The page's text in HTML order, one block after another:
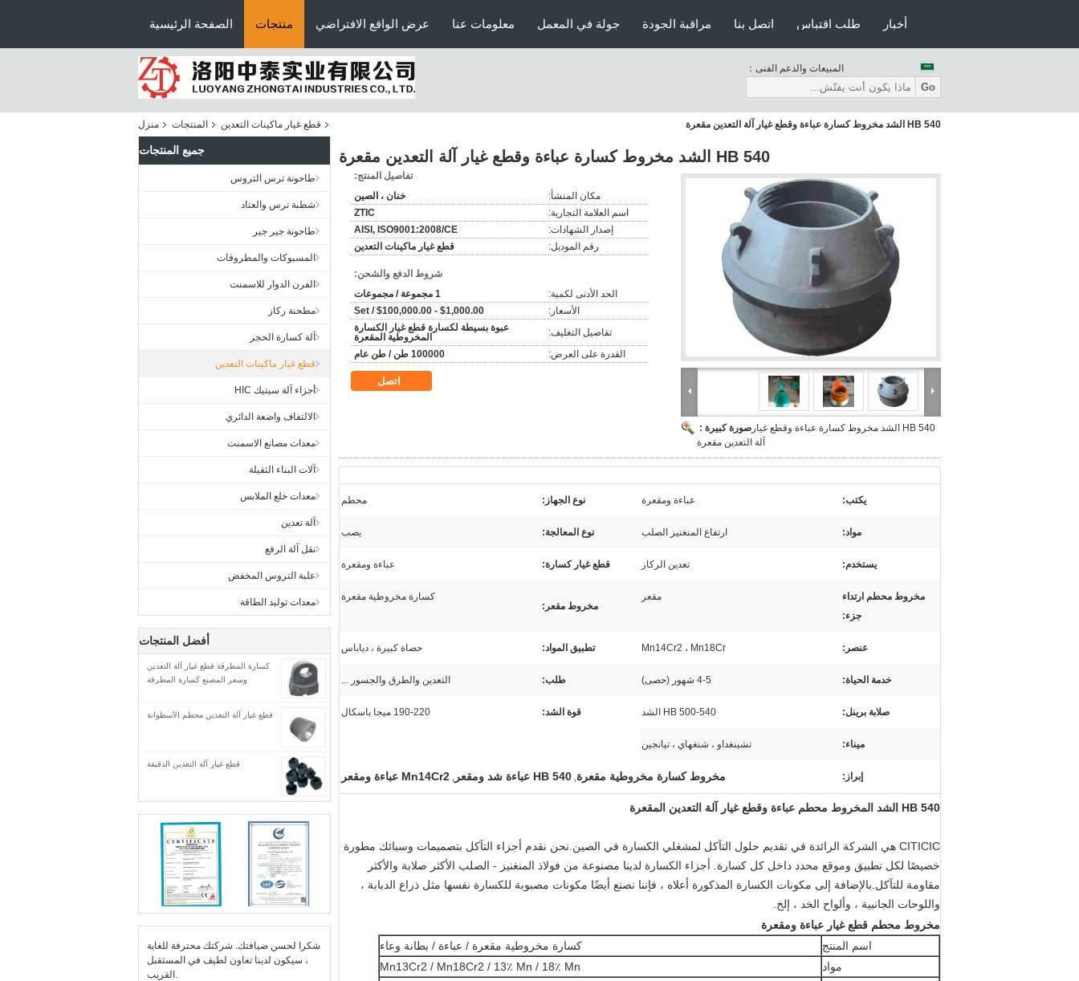
الصفحة الرئيسية منتجات عرض الواقع الافتراضي معلومات عنا جولة في المعمل مراقبة الجودة اتصل بنا طلب اقتباس أخبار
المبيعات والدعم الفنى：
Go
منزل المنتجات قطع غيار ماكينات التعدين 540 HB الشد مخروط كسارة عباءة وقطع غيار آلة التعدين مقعرة
جميع المنتجات
طاحونة ترس التروس
شطبة ترس والعتاد
طاحونة جير جير
المسبوكات والمطروقات
الفرن الدوار للاسمنت
مطحنة ركاز
آلة كسارة الحجر
قطع غيار ماكينات التعدين
أجزاء آلة سيتيك HIC
الالتفاف واضعة الدائري
معدات مصانع الاسمنت
آلات البناء الثقيلة
معدات خلع الملابس
آلة تعدين
نقل آلة الرفع
علبة التروس المخفض
معدات توليد الطاقة
أفضل المنتجات
كسارة المطرقة قطع غيار آلة التعدين
وسعر المصنع كسارة المطرقة
قطع غيار آلة التعدين محطم الأسطوانة
قطع غيار آلة التعدين الدقيقة
شكرا لحسن ضيافتك. شركتك محترفة للغاية
، سيكون لدينا تعاون لطيف في المستقبل
القريب.
540 HB الشد مخروط كسارة عباءة وقطع غيار آلة التعدين مقعرة
صورة كبيرة : 540 HB الشد مخروط كسارة عباءة وقطع غيار
آلة التعدين مقعرة
تفاصيل المنتج:
مكان المنشأ:
خنان ، الصين
اسم العلامة التجارية:
ZTIC
إصدار الشهادات:
AISI, ISO9001:2008/CE
رقم الموديل:
قطع غيار ماكينات التعدين
شروط الدفع والشحن:
الحد الأدنى لكمية:
1 مجموعة / مجموعات
الأسعار:
$1,000.00 - $100,000.00 / Set
تفاصيل التغليف:
عبوة بسيطة لكسارة قطع غيار الكسارة
المخروطية المقعرة
القدرة على العرض:
100000 طن / طن عام
اتصل
يكتب: عباءة ومقعرة نوع الجهاز: محطم
مواد: ارتفاع المنغنيز الصلب نوع المعالجة: يصب
يستخدم: تعدين الركاز قطع غيار كسارة: عباءة ومقعرة
مخروط محطم ارتداء
جزء:
مقعر
مخروط مقعر:
كسارة مخروطية مقعرة
عنصر: Mn14Cr2 ، Mn18Cr تطبيق المواد: حصاة كبيرة ، دياباس
خدمة الحياة: 4-5 شهور (حصى) طلب: التعدين والطرق والجسور ...
صلابة برينل: 500-540 HB الشد قوة الشد: 190-220 ميجا باسكال
ميناء: تشينغداو ، شنغهاي ، تيانجين
إبراز: مخروط كسارة مخروطية مقعرة, 540 HB عباءة شد ومقعر , Mn14Cr2 عباءة ومقعر
540 HB الشد المخروط محطم عباءة وقطع غيار آلة التعدين المقعرة
CITICIC هي الشركة الرائدة في تقديم حلول التآكل لمشغلي الكسارة في الصين.نحن نقدم أجزاء التآكل بتصميمات وسبائك مطورة
خصيصًا لكل تطبيق وموقع محدد داخل كل كسارة. أجزاء الكسارة لدينا مصنوعة من فولاذ المنغنيز - الصلب الأكثر صلابة والأكثر
مقاومة للتآكل.بالإضافة إلى مكونات الكسارة المذكورة أعلاه ، فإننا نصنع أيضًا مكونات مصبوبة للكسارة نفسها مثل ذراع الدبابة ،
واللوحات الجانبية ، وألواح الخد ، إلخ.
مخروط محطم قطع غيار عباءة ومقعرة
اسم المنتج
كسارة مخروطية مقعرة / عباءة / بطانة وعاء
مواد
Mn13Cr2 / Mn18Cr2 / 13٪ Mn / 18٪ Mn